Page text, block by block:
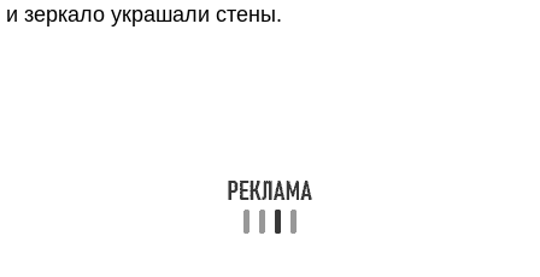
и зеркало украшали стены.